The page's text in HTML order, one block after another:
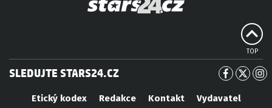
TOP
SLEDUJTE STARS24.CZ
Etický kodex Redakce Kontakt
Vydavatel